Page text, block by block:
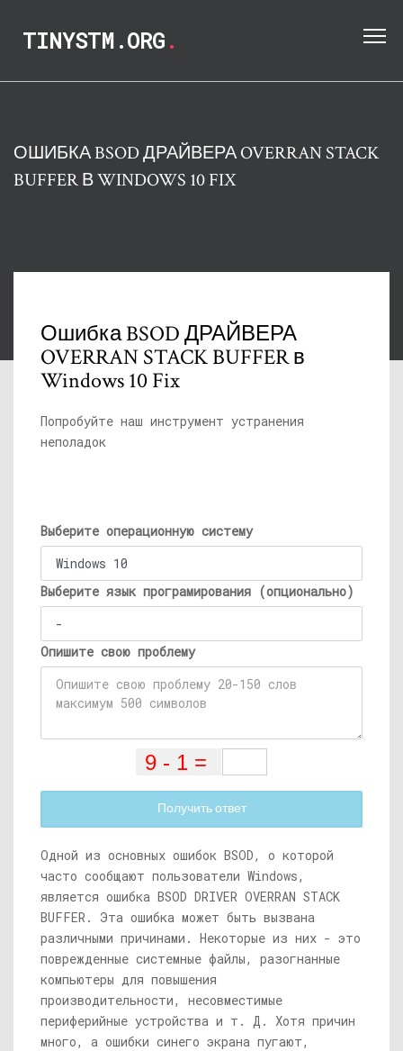
TINYSTM.ORG.
ОШИБКА BSOD ДРАЙВЕРА OVERRAN STACK
BUFFER В WINDOWS 10 FIX
Ошибка BSOD ДРАЙВЕРА
OVERRAN STACK BUFFER в
Windows 10 Fix
Попробуйте наш инструмент устранения
неполадок
Выберите операционную систему
Выберите язык програмирования (опционально)
Опишите свою проблему
Получить ответ
Одной из основных ошибок BSOD, о которой
часто сообщают пользователи Windows,
является ошибка BSOD DRIVER OVERRAN STACK
BUFFER. Эта ошибка может быть вызвана
различными причинами. Некоторые из них - это
поврежденные системные файлы, разогнанные
компьютеры для повышения
производительности, несовместимые
периферийные устройства и т. Д. Хотя причин
много, а ошибки синего экрана пугают,